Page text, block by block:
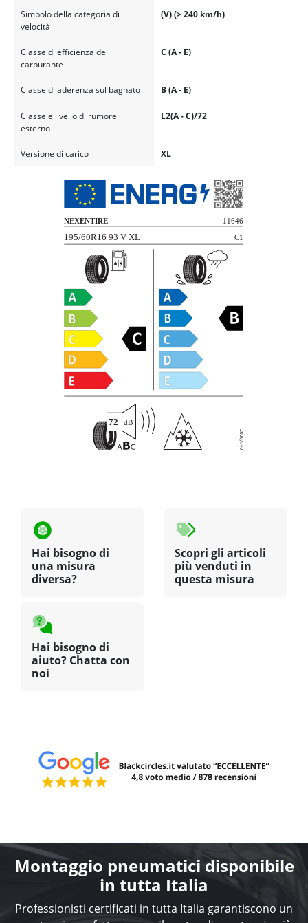
Simbolo della categoria di
velocità
(V) (> 240 km/h)
Classe di efficienza del
carburante
C (A - E)
Classe di aderenza sul bagnato B (A - E)
Classe e livello di rumore
esterno
L2(A - C)/72
Versione di carico XL
Hai bisogno di
una misura
diversa?
Scopri gli articoli
più venduti in
questa misura
Hai bisogno di
aiuto? Chatta con
noi
Montaggio pneumatici disponibile
in tutta Italia
Professionisti certificati in tutta Italia garantiscono un